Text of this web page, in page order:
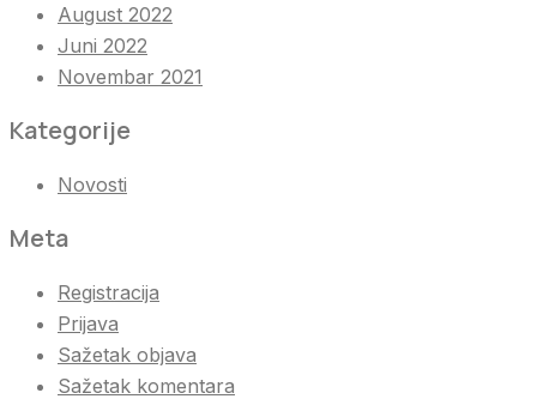
August 2022
Juni 2022
Novembar 2021
Kategorije
Novosti
Meta
Registracija
Prijava
Sažetak objava
Sažetak komentara